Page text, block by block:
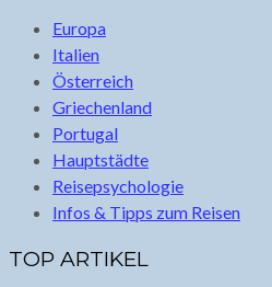
Europa
Italien
Österreich
Griechenland
Portugal
Hauptstädte
Reisepsychologie
Infos & Tipps zum Reisen
TOP ARTIKEL